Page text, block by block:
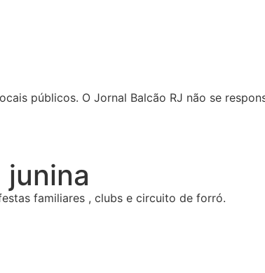
públicos. O Jornal Balcão RJ não se
familiares , clubs e circuito de forró.